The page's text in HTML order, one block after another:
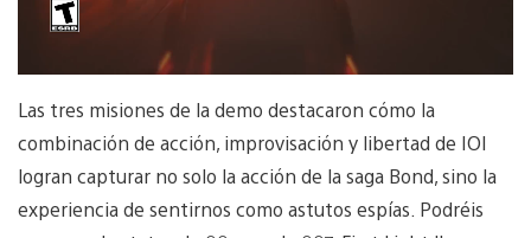
Las tres misiones de la demo destacaron cómo la
combinación de acción, improvisación y libertad de IOI
logran capturar no solo la acción de la saga Bond, sino la
experiencia de sentirnos como astutos espías. Podréis